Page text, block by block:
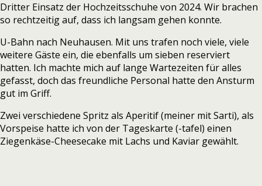
Dritter Einsatz der Hochzeitsschuhe von 2024. Wir brachen
so rechtzeitig auf, dass ich langsam gehen konnte.
U-Bahn nach Neuhausen. Mit uns trafen noch viele, viele
weitere Gäste ein, die ebenfalls um sieben reserviert
hatten. Ich machte mich auf lange Wartezeiten für alles
gefasst, doch das freundliche Personal hatte den Ansturm
gut im Griff.
Zwei verschiedene Spritz als Aperitif (meiner mit Sarti), als
Vorspeise hatte ich von der Tageskarte (-tafel) einen
Ziegenkäse-Cheesecake mit Lachs und Kaviar gewählt.